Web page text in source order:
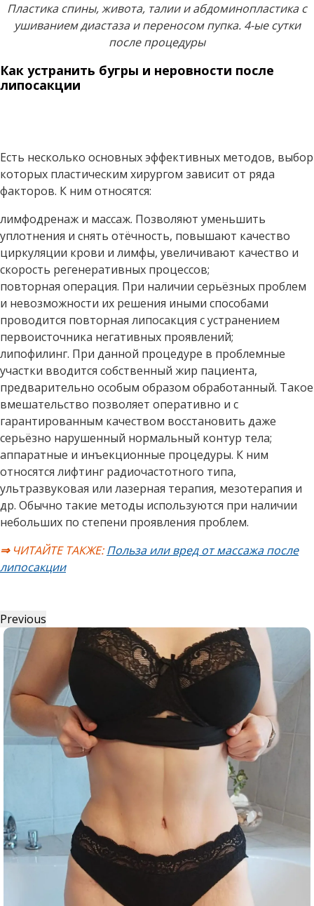
Пластика спины, живота, талии и абдоминопластика с
ушиванием диастаза и переносом пупка. 4-ые сутки
после процедуры
Как устранить бугры и неровности после
липосакции
Есть несколько основных эффективных методов, выбор
которых пластическим хирургом зависит от ряда
факторов. К ним относятся:
лимфодренаж и массаж. Позволяют уменьшить
уплотнения и снять отёчность, повышают качество
циркуляции крови и лимфы, увеличивают качество и
скорость регенеративных процессов;
повторная операция. При наличии серьёзных проблем
и невозможности их решения иными способами
проводится повторная липосакция с устранением
первоисточника негативных проявлений;
липофилинг. При данной процедуре в проблемные
участки вводится собственный жир пациента,
предварительно особым образом обработанный. Такое
вмешательство позволяет оперативно и с
гарантированным качеством восстановить даже
серьёзно нарушенный нормальный контур тела;
аппаратные и инъекционные процедуры. К ним
относятся лифтинг радиочастотного типа,
ультразвуковая или лазерная терапия, мезотерапия и
др. Обычно такие методы используются при наличии
небольших по степени проявления проблем.
⇒ ЧИТАЙТЕ ТАКЖЕ:Польза или вред от массажа после
липосакции
Previous